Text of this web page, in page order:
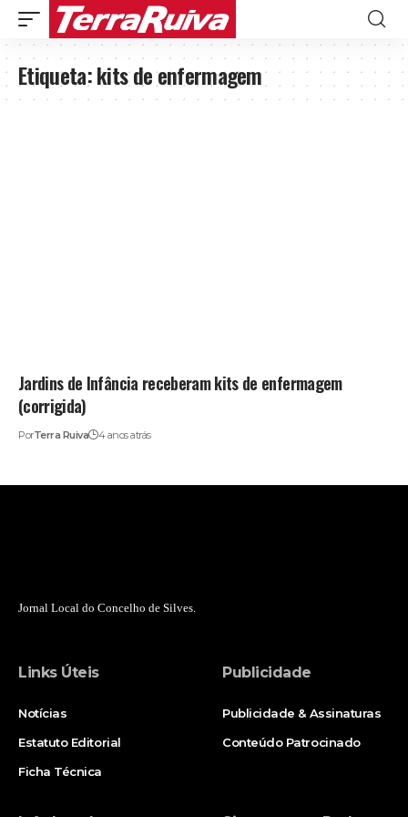
Etiqueta:kits de enfermagem
Jardins de Infância receberam kits de enfermagem
(corrigida)
PorTerra Ruiva 4 anos atrás
Jornal Local do Concelho de Silves.
Links Úteis
Notícias
Estatuto Editorial
Ficha Técnica
Publicidade
Publicidade & Assinaturas
Conteúdo Patrocinado